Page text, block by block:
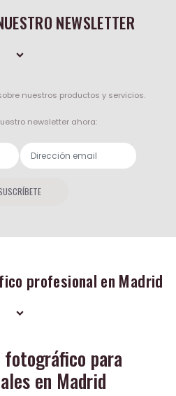
NEWSLETTER
nuestros productos y servicios.
newsletter ahora:
profesional en Madrid
para
en Madrid